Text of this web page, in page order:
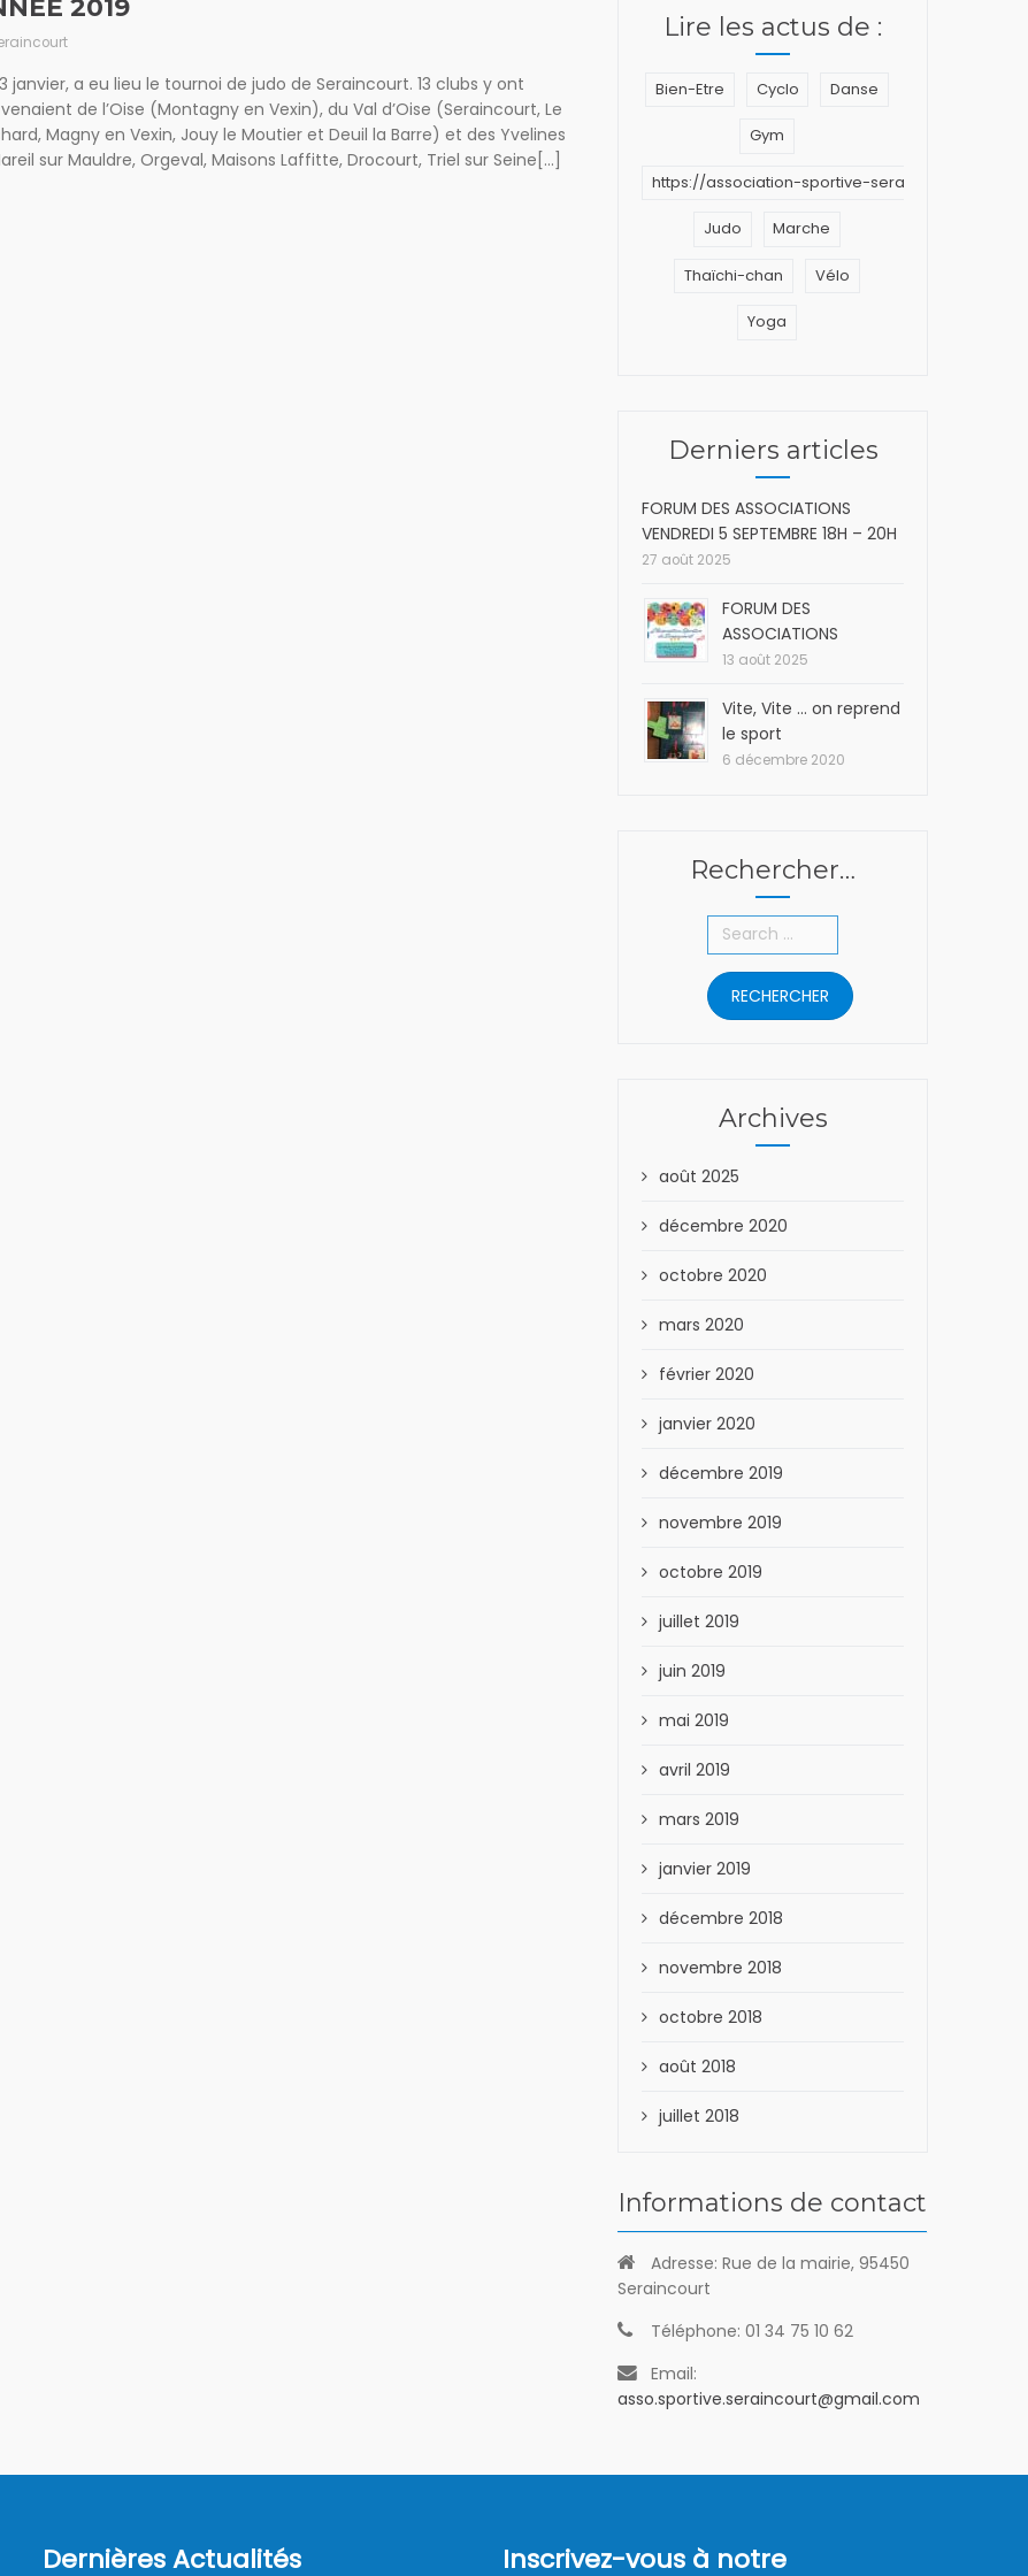
2019
janvier, a eu lieu le tournoi de judo de Seraincourt. 13 clubs y ont
de l’Oise (Montagny en Vexin), du Val d’Oise (Seraincourt, Le
Magny en Vexin, Jouy le Moutier et Deuil la Barre) et des Yvelines
sur Mauldre, Orgeval, Maisons Laffitte, Drocourt, Triel sur Seine[...]
Lire les actus de :
Bien-Etre Cyclo Danse
Gym
https://association-sportive-seraincourt.fr/wp-
Judo Marche
Thaïchi-chan Vélo
Yoga
Derniers articles
FORUM DES ASSOCIATIONS
VENDREDI 5 SEPTEMBRE 18H – 20H
27 août 2025
FORUM DES
ASSOCIATIONS
13 août 2025
Vite, Vite … on reprend
le sport
6 décembre 2020
Rechercher…
Archives
août 2025
décembre 2020
octobre 2020
mars 2020
février 2020
janvier 2020
décembre 2019
novembre 2019
octobre 2019
juillet 2019
juin 2019
mai 2019
avril 2019
mars 2019
janvier 2019
décembre 2018
novembre 2018
octobre 2018
août 2018
juillet 2018
Informations de contact
Adresse: Rue de la mairie, 95450
Seraincourt
Téléphone: 01 34 75 10 62
Email:
asso.sportive.seraincourt@gmail.com
Dernières Actualités
Inscrivez-vous à notre